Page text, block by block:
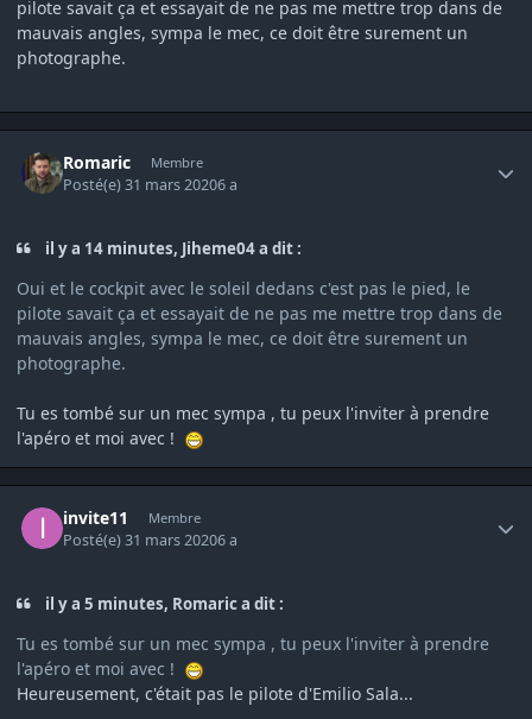
pilote savait ça et essayait de ne pas me mettre trop dans de
mauvais angles, sympa le mec, ce doit être surement un
photographe.
Romaric Membre
Posté(e)31 mars 20206 a
il y a 14 minutes, Jiheme04 a dit :
Oui et le cockpit avec le soleil dedans c'est pas le pied, le
pilote savait ça et essayait de ne pas me mettre trop dans de
mauvais angles, sympa le mec, ce doit être surement un
photographe.
Tu es tombé sur un mec sympa , tu peux l'inviter à prendre
l'apéro et moi avec !
invite11 Membre
Posté(e)31 mars 20206 a
il y a 5 minutes, Romaric a dit :
Tu es tombé sur un mec sympa , tu peux l'inviter à prendre
l'apéro et moi avec !
Heureusement, c'était pas le pilote d'Emilio Sala...